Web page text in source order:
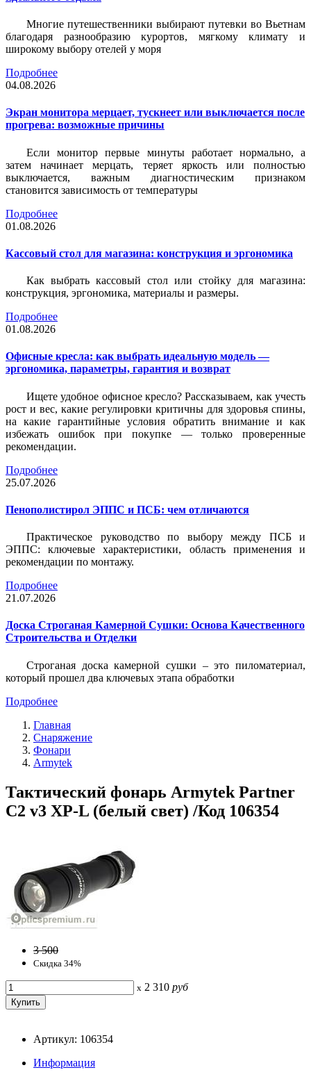
Многие путешественники выбирают путевки во Вьетнам
благодаря разнообразию курортов, мягкому климату и
широкому выбору отелей у моря
Подробнее
04.08.2026
Экран монитора мерцает, тускнеет или выключается после
прогрева: возможные причины
Если монитор первые минуты работает нормально, а
затем начинает мерцать, теряет яркость или полностью
выключается, важным диагностическим признаком
становится зависимость от температуры
Подробнее
01.08.2026
Кассовый стол для магазина: конструкция и эргономика
Как выбрать кассовый стол или стойку для магазина:
конструкция, эргономика, материалы и размеры.
Подробнее
01.08.2026
Офисные кресла: как выбрать идеальную модель —
эргономика, параметры, гарантия и возврат
Ищете удобное офисное кресло? Рассказываем, как учесть
рост и вес, какие регулировки критичны для здоровья спины,
на какие гарантийные условия обратить внимание и как
избежать ошибок при покупке — только проверенные
рекомендации.
Подробнее
25.07.2026
Пенополистирол ЭППС и ПСБ: чем отличаются
Практическое руководство по выбору между ПСБ и
ЭППС: ключевые характеристики, область применения и
рекомендации по монтажу.
Подробнее
21.07.2026
Доска Строганая Камерной Сушки: Основа Качественного
Строительства и Отделки
Строганая доска камерной сушки – это пиломатериал,
который прошел два ключевых этапа обработки
Подробнее
Главная
Снаряжение
Фонари
Armytek
Тактический фонарь Armytek Partner
C2 v3 XP-L (белый свет) /Код 106354
3 500
Скидка 34%
x 2 310 руб
Артикул: 106354
Информация